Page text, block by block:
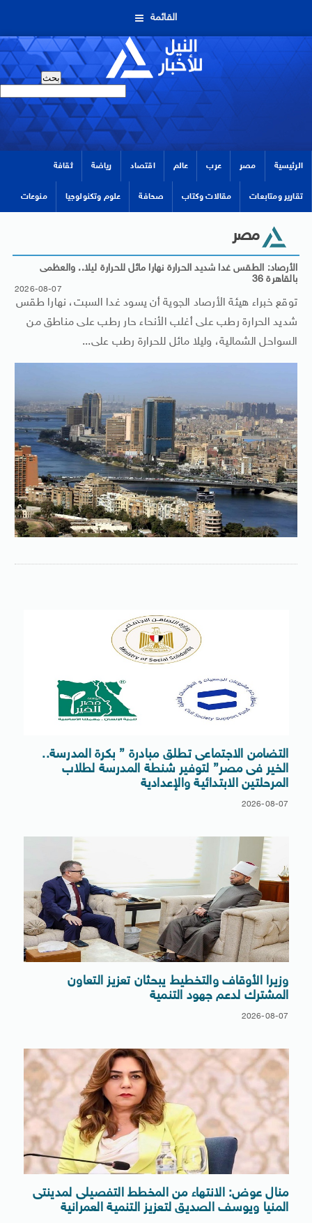
القائمة
الرئيسية مصر عرب عالم اقتصاد رياضة ثقافة
تقارير ومتابعات مقالات وكتاب صحافة علوم وتكنولوجيا منوعات
مصر
الأرصاد: الطقس غدا شديد الحرارة نهارا مائل للحرارة ليلا.. والعظمى
بالقاهرة 36
2026-08-07
توقع خبراء هيئة الأرصاد الجوية أن يسود غدا السبت، نهارا طقس
شديد الحرارة رطب على أغلب الأنحاء حار رطب على مناطق من
السواحل الشمالية، وليلا مائل للحرارة رطب على...
التضامن الاجتماعى تطلق مبادرة ” بكرة المدرسة..
الخير فى مصر” لتوفير شنطة المدرسة لطلاب
المرحلتين الابتدائية والإعدادية
2026-08-07
وزيرا الأوقاف والتخطيط يبحثان تعزيز التعاون
المشترك لدعم جهود التنمية
2026-08-07
منال عوض: الانتهاء من المخطط التفصيلى لمدينتى
المنيا ويوسف الصديق لتعزيز التنمية العمرانية